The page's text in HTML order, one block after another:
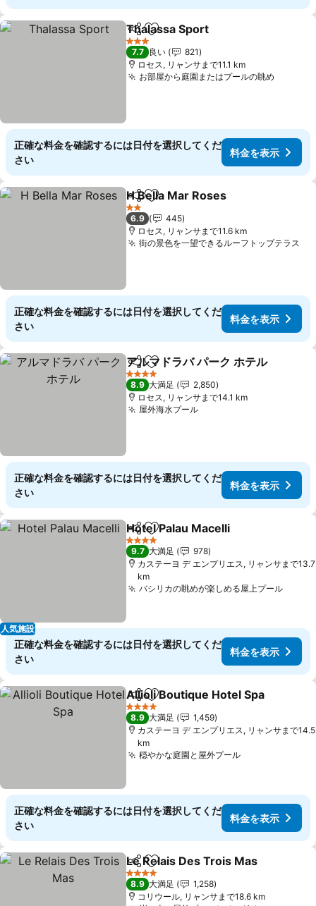
シェアお気に入りに追加
Thalassa Sport
3 ホテルのランク
7.7 良い
821
ロセス, リャンサまで11.1 km
お部屋から庭園またはプールの眺め
正確な料金を確認するには日付を選択してくだ
さい
料金を表示
シェアお気に入りに追加
H Bella Mar Roses
2 ホテルのランク
6.9
445
ロセス, リャンサまで11.6 km
街の景色を一望できるルーフトップテラス
正確な料金を確認するには日付を選択してくだ
さい
料金を表示
シェアお気に入りに追加
アルマドラバ パーク ホテル
4 ホテルのランク
8.9 大満足
2,850
ロセス, リャンサまで14.1 km
屋外海水プール
正確な料金を確認するには日付を選択してくだ
さい
料金を表示
人気施設
シェアお気に入りに追加
Hotel Palau Macelli
4 ホテルのランク
9.7 大満足
978
カステーヨ デ エンプリエス, リャンサまで13.7
km
バシリカの眺めが楽しめる屋上プール
正確な料金を確認するには日付を選択してくだ
さい
料金を表示
シェアお気に入りに追加
Allioli Boutique Hotel Spa
4 ホテルのランク
8.9 大満足
1,459
カステーヨ デ エンプリエス, リャンサまで14.5
km
穏やかな庭園と屋外プール
正確な料金を確認するには日付を選択してくだ
さい
料金を表示
シェアお気に入りに追加
Le Relais Des Trois Mas
4 ホテルのランク
8.9 大満足
1,258
コリウール, リャンサまで18.6 km